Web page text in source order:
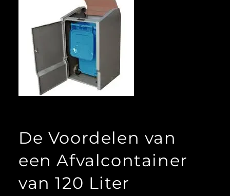
De Voordelen van
een Afvalcontainer
van 120 Liter